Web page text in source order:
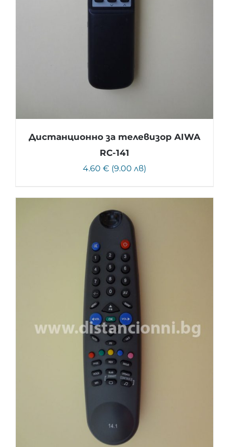
Дистанционно за телевизор AIWA
RC-141
4.60 € (9.00 лв)